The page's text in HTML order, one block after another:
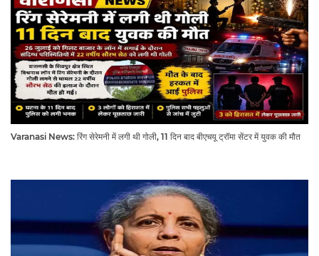
Varanasi News: रिंग सेरेमनी में लगी थी गोली, 11 दिन बाद बीएचयू ट्रॉमा सेंटर में युवक की मौत